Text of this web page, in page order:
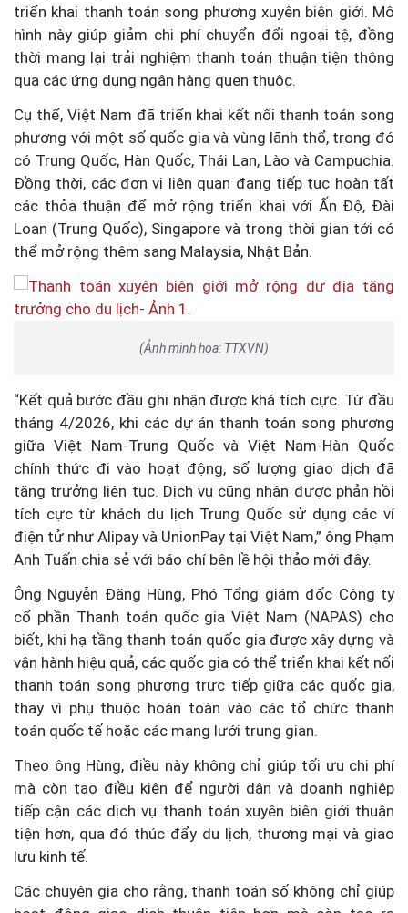
triển khai thanh toán song phương xuyên biên giới. Mô
hình này giúp giảm chi phí chuyển đổi ngoại tệ, đồng
thời mang lại trải nghiệm thanh toán thuận tiện thông
qua các ứng dụng ngân hàng quen thuộc.
Cụ thể, Việt Nam đã triển khai kết nối thanh toán song
phương với một số quốc gia và vùng lãnh thổ, trong đó
có Trung Quốc, Hàn Quốc, Thái Lan, Lào và Campuchia.
Đồng thời, các đơn vị liên quan đang tiếp tục hoàn tất
các thỏa thuận để mở rộng triển khai với Ấn Độ, Đài
Loan (Trung Quốc), Singapore và trong thời gian tới có
thể mở rộng thêm sang Malaysia, Nhật Bản.
(Ảnh minh họa: TTXVN)
“Kết quả bước đầu ghi nhận được khá tích cực. Từ đầu
tháng 4/2026, khi các dự án thanh toán song phương
giữa Việt Nam-Trung Quốc và Việt Nam-Hàn Quốc
chính thức đi vào hoạt động, số lượng giao dịch đã
tăng trưởng liên tục. Dịch vụ cũng nhận được phản hồi
tích cực từ khách du lịch Trung Quốc sử dụng các ví
điện tử như Alipay và UnionPay tại Việt Nam,” ông Phạm
Anh Tuấn chia sẻ với báo chí bên lề hội thảo mới đây.
Ông Nguyễn Đăng Hùng, Phó Tổng giám đốc Công ty
cổ phần Thanh toán quốc gia Việt Nam (NAPAS) cho
biết, khi hạ tầng thanh toán quốc gia được xây dựng và
vận hành hiệu quả, các quốc gia có thể triển khai kết nối
thanh toán song phương trực tiếp giữa các quốc gia,
thay vì phụ thuộc hoàn toàn vào các tổ chức thanh
toán quốc tế hoặc các mạng lưới trung gian.
Theo ông Hùng, điều này không chỉ giúp tối ưu chi phí
mà còn tạo điều kiện để người dân và doanh nghiệp
tiếp cận các dịch vụ thanh toán xuyên biên giới thuận
tiện hơn, qua đó thúc đẩy du lịch, thương mại và giao
lưu kinh tế.
Các chuyên gia cho rằng, thanh toán số không chỉ giúp